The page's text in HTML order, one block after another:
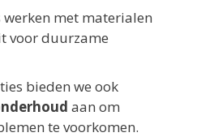
werken met materialen
voor duurzame
bieden we ook
aan om
te voorkomen.